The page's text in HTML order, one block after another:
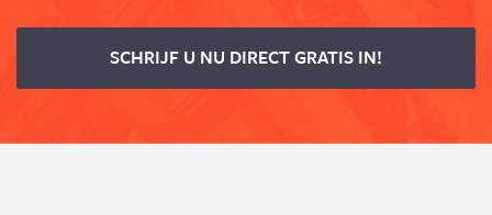
SCHRIJF U NU DIRECT GRATIS IN!